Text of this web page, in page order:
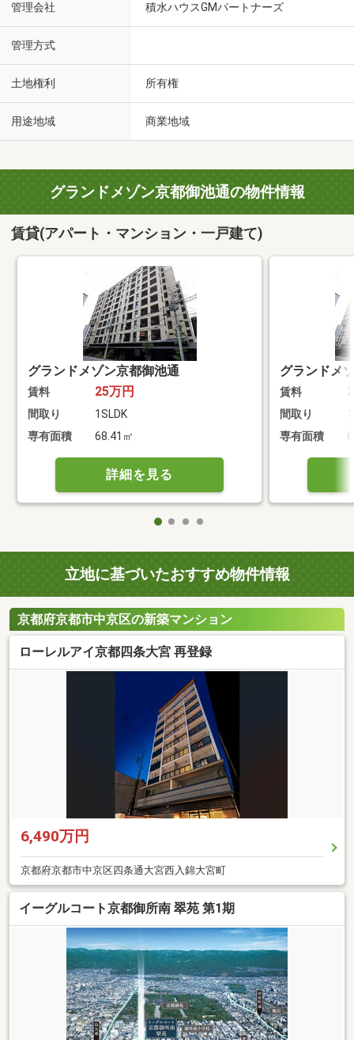
管理会社 積水ハウスGMパートナーズ
管理方式
土地権利 所有権
用途地域 商業地域
グランドメゾン京都御池通の物件情報
賃貸(アパート・マンション・一戸建て)
グランドメゾン京都御池通
賃料 25万円
間取り
1SLDK
専有面積
68.41㎡
詳細を見る
グランドメ
賃料
間取り
専有面積
立地に基づいたおすすめ物件情報
京都府京都市中京区の新築マンション
ローレルアイ京都四条大宮 再登録
6,490万円
京都府京都市中京区四条通大宮西入錦大宮町
イーグルコート京都御所南 翠苑 第1期